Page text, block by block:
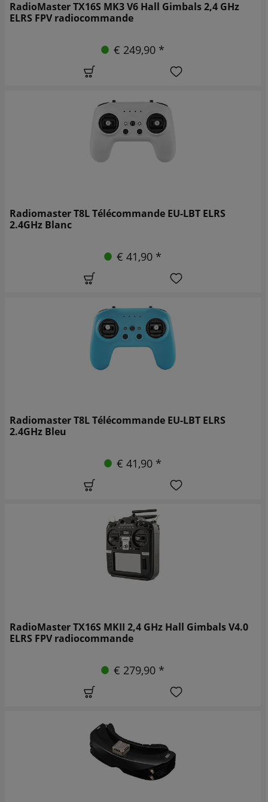
RadioMaster TX16S MK3 V6 Hall Gimbals 2,4 GHz
ELRS FPV radiocommande
€ 249,90 *
Radiomaster T8L Télécommande EU-LBT ELRS
2.4GHz Blanc
€ 41,90 *
Radiomaster T8L Télécommande EU-LBT ELRS
2.4GHz Bleu
€ 41,90 *
RadioMaster TX16S MKII 2,4 GHz Hall Gimbals V4.0
ELRS FPV radiocommande
€ 279,90 *